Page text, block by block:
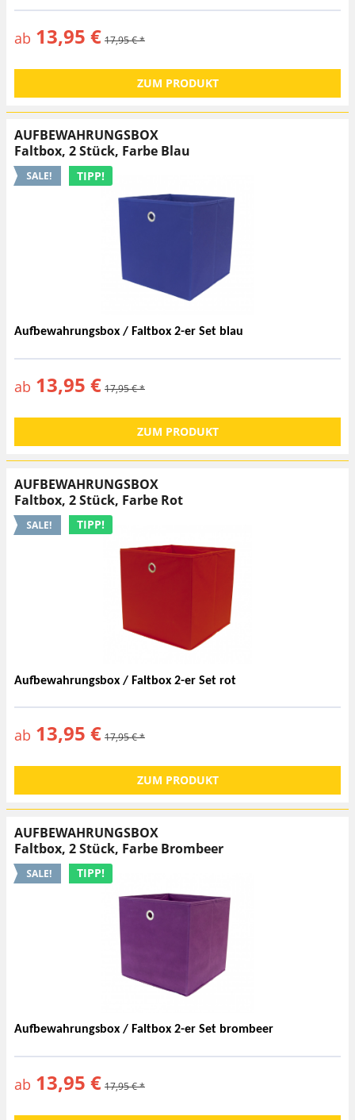
ab 13,95 € 17,95 € *
ZUM PRODUKT
TIPP!
AUFBEWAHRUNGSBOX
Faltbox, 2 Stück, Farbe Blau
Aufbewahrungsbox / Faltbox 2-er Set blau
ab 13,95 € 17,95 € *
ZUM PRODUKT
TIPP!
AUFBEWAHRUNGSBOX
Faltbox, 2 Stück, Farbe Rot
Aufbewahrungsbox / Faltbox 2-er Set rot
ab 13,95 € 17,95 € *
ZUM PRODUKT
TIPP!
AUFBEWAHRUNGSBOX
Faltbox, 2 Stück, Farbe Brombeer
Aufbewahrungsbox / Faltbox 2-er Set brombeer
ab 13,95 € 17,95 € *